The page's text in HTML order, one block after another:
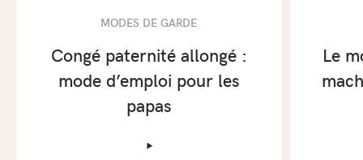
MODES DE GARDE
Congé paternité allongé :
mode d’emploi pour les
papas
‣
Le